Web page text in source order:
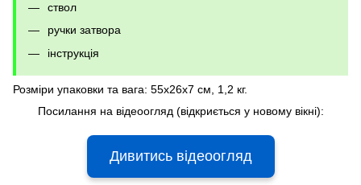
ствол
ручки затвора
інструкція
Розміри упаковки та вага: 55x26x7 см, 1,2 кг.
Посилання на відеоогляд (відкриється у новому вікні):
Дивитись відеоогляд